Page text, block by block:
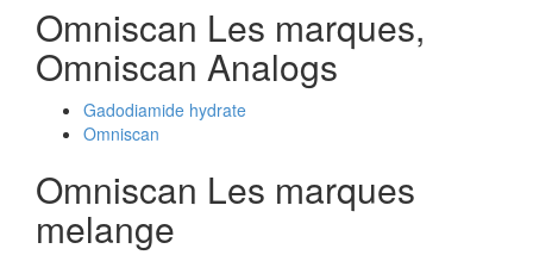
Omniscan Les marques,
Omniscan Analogs
Gadodiamide hydrate
Omniscan
Omniscan Les marques
melange